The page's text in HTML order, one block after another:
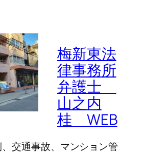
梅新東法
律事務所
弁護士
山之内
桂 WEB
交通事故、マンション管